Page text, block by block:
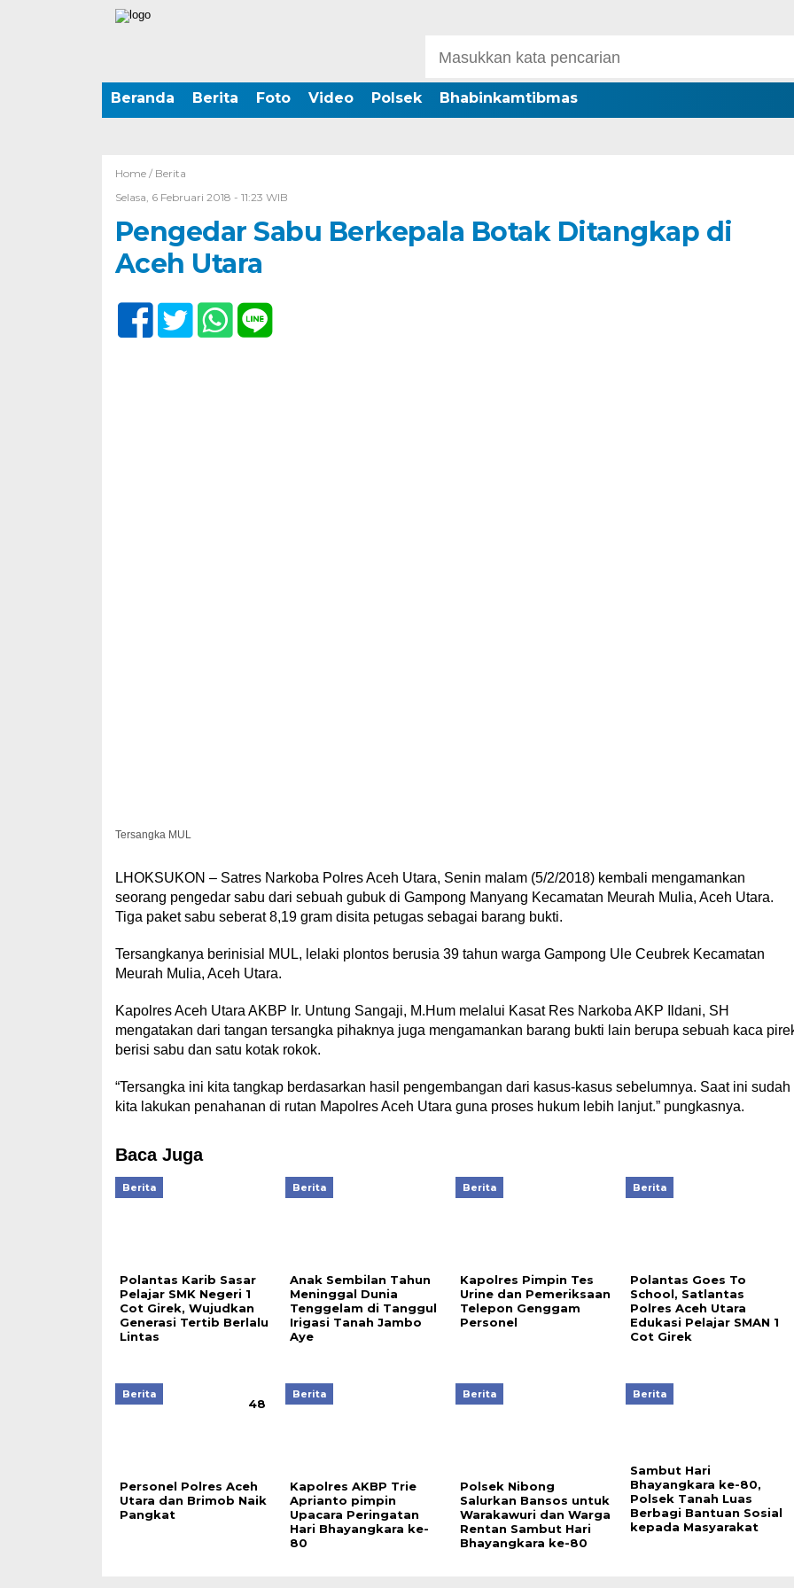
Beranda Berita Foto Video Polsek Bhabinkamtibmas
Home / Berita
Selasa, 6 Februari 2018 - 11:23 WIB
Pengedar Sabu Berkepala Botak Ditangkap di
Aceh Utara
Tersangka MUL
LHOKSUKON – Satres Narkoba Polres Aceh Utara, Senin malam (5/2/2018) kembali mengamankan
seorang pengedar sabu dari sebuah gubuk di Gampong Manyang Kecamatan Meurah Mulia, Aceh Utara.
Tiga paket sabu seberat 8,19 gram disita petugas sebagai barang bukti.
Tersangkanya berinisial MUL, lelaki plontos berusia 39 tahun warga Gampong Ule Ceubrek Kecamatan
Meurah Mulia, Aceh Utara.
Kapolres Aceh Utara AKBP Ir. Untung Sangaji, M.Hum melalui Kasat Res Narkoba AKP Ildani, SH
mengatakan dari tangan tersangka pihaknya juga mengamankan barang bukti lain berupa sebuah kaca
berisi sabu dan satu kotak rokok.
“Tersangka ini kita tangkap berdasarkan hasil pengembangan dari kasus-kasus sebelumnya. Saat ini sudah
kita lakukan penahanan di rutan Mapolres Aceh Utara guna proses hukum lebih lanjut.” pungkasnya.
Baca Juga
Berita
Polantas Karib Sasar
Pelajar SMK Negeri 1
Cot Girek, Wujudkan
Generasi Tertib Berlalu
Lintas
Berita
Anak Sembilan Tahun
Meninggal Dunia
Tenggelam di Tanggul
Irigasi Tanah Jambo
Aye
Berita
Kapolres Pimpin Tes
Urine dan Pemeriksaan
Telepon Genggam
Personel
Berita
Polantas Goes To
School, Satlantas
Polres Aceh Utara
Edukasi Pelajar SMAN 1
Cot Girek
Berita
48
Personel Polres Aceh
Utara dan Brimob Naik
Pangkat
Berita
Kapolres AKBP Trie
Aprianto pimpin
Upacara Peringatan
Hari Bhayangkara ke-
80
Berita
Polsek Nibong
Salurkan Bansos untuk
Warakawuri dan Warga
Rentan Sambut Hari
Bhayangkara ke-80
Berita
Sambut Hari
Bhayangkara ke-80,
Polsek Tanah Luas
Berbagi Bantuan Sosial
kepada Masyarakat